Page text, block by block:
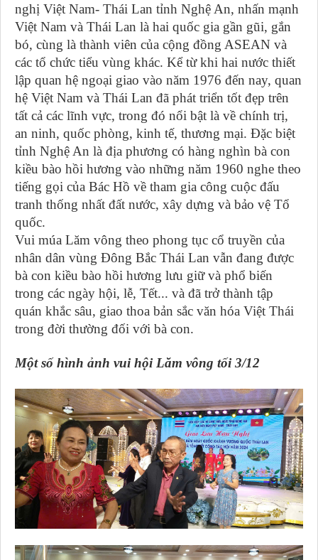
nghị Việt Nam- Thái Lan tỉnh Nghệ An, nhấn mạnh
Việt Nam và Thái Lan là hai quốc gia gần gũi, gắn
bó, cùng là thành viên của cộng đồng ASEAN và
các tổ chức tiểu vùng khác. Kể từ khi hai nước thiết
lập quan hệ ngoại giao vào năm 1976 đến nay, quan
hệ Việt Nam và Thái Lan đã phát triển tốt đẹp trên
tất cả các lĩnh vực, trong đó nổi bật là về chính trị,
an ninh, quốc phòng, kinh tế, thương mại. Đặc biệt
tỉnh Nghệ An là địa phương có hàng nghìn bà con
kiều bào hồi hương vào những năm 1960 nghe theo
tiếng gọi của Bác Hồ về tham gia công cuộc đấu
tranh thống nhất đất nước, xây dựng và bảo vệ Tổ
quốc.
Vui múa Lăm vông theo phong tục cổ truyền của
nhân dân vùng Đông Bắc Thái Lan vẫn đang được
bà con kiều bào hồi hương lưu giữ và phổ biến
trong các ngày hội, lễ, Tết... và đã trở thành tập
quán khắc sâu, giao thoa bản sắc văn hóa Việt Thái
trong đời thường đối với bà con.
Một số hình ảnh vui hội Lăm vông tối 3/12